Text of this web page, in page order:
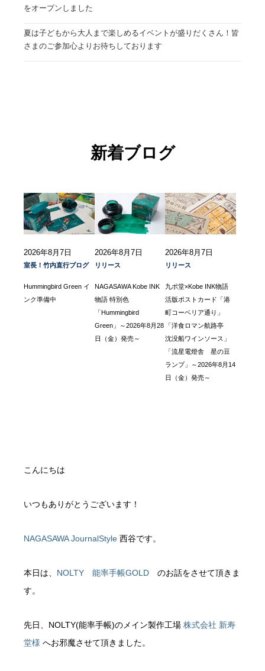
をオープンしました
夏は子どもから大人まで楽しめるイベントが盛りだくさん！皆
さまのご参加心よりお待ちしております
新着ブログ
2026年8月7日
室長！竹内直行ブログ
Hummingbird Green イ
ンク準備中
2026年8月7日
リリース
NAGASAWA Kobe INK
物語 特別色
「Hummingbird
Green」～2026年8月28
日（金）発売～
2026年8月7日
リリース
九ポ堂×Kobe INK物語
活版ポストカード「港
町コーベリア通り」
「洋食ロマン航路亭
沈没船ワインソース」
「流星電燈舎 星の豆
ランプ」～2026年8月14
日（金）発売～
こんにちは
いつもありがとうございます！
NAGASAWA JournalStyle 西谷です。
本日は、 NOLTY 能率手帳GOLD のお話をさせて頂きま
す。
先日、NOLTY(能率手帳)のメイン製作工場 株式会社 新寿
堂様 へお邪魔させて頂きました。